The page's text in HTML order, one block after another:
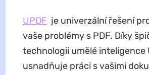
UPDF je univerzální řešení
vaše problémy s PDF. Díky
technologii umělé inteligence
usnadňuje práci s vašimi